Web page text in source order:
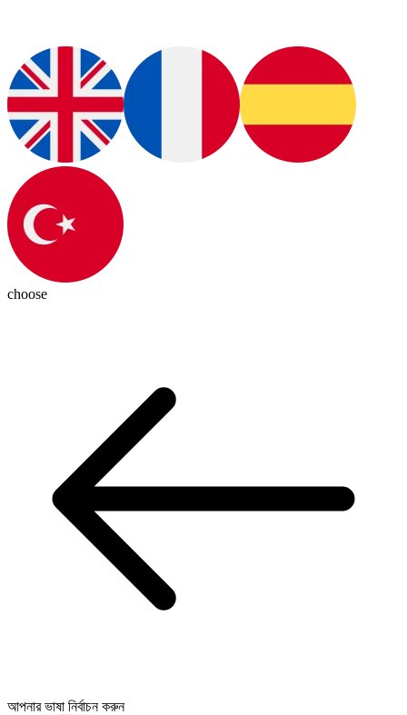
choose
আপনার ভাষা নির্বাচন করুন